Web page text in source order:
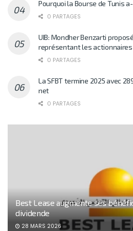
Pourquoi la Bourse de Tunis
0 PARTAGES
UIB: Mondher Benzarti
représentant les
0 PARTAGES
La SFBT termine 2025 avec
net
0 PARTAGES
Best Lease augmente ses
dividende
28 MARS 2026